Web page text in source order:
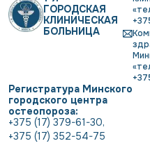
ГОРОДСКАЯ
КЛИНИЧЕСКАЯ
БОЛЬНИЦА
Регистратура Минского
городского центра
остеопороза:
+375 (17) 379-61-30,
+375 (17) 352-54-75